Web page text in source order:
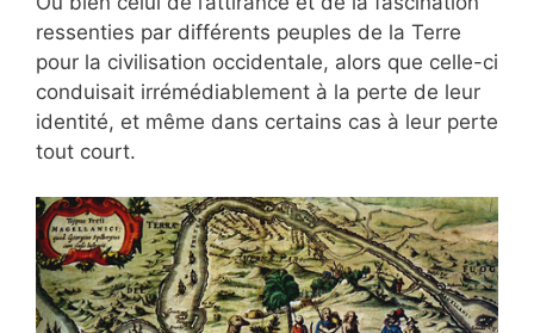
ressenties par différents peuples de la Terre
pour la civilisation occidentale, alors que celle-ci
conduisait irrémédiablement à la perte de leur
identité, et même dans certains cas à leur perte
tout court.